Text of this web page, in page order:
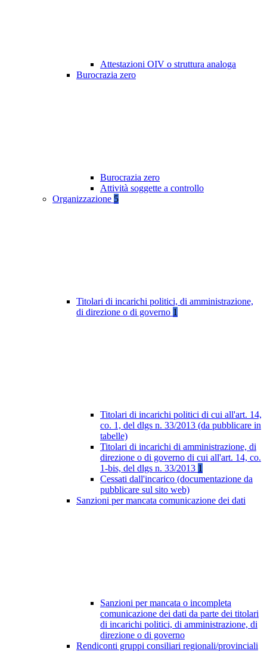
Attestazioni OIV o struttura analoga
Burocrazia zero
Burocrazia zero
Attività soggette a controllo
Organizzazione 5
Titolari di incarichi politici, di amministrazione,
di direzione o di governo 1
Titolari di incarichi politici di cui all'art. 14,
co. 1, del dlgs n. 33/2013 (da pubblicare in
tabelle)
Titolari di incarichi di amministrazione, di
direzione o di governo di cui all'art. 14, co.
1-bis, del dlgs n. 33/2013 1
Cessati dall'incarico (documentazione da
pubblicare sul sito web)
Sanzioni per mancata comunicazione dei dati
Sanzioni per mancata o incompleta
comunicazione dei dati da parte dei titolari
di incarichi politici, di amministrazione, di
direzione o di governo
Rendiconti gruppi consiliari regionali/provinciali